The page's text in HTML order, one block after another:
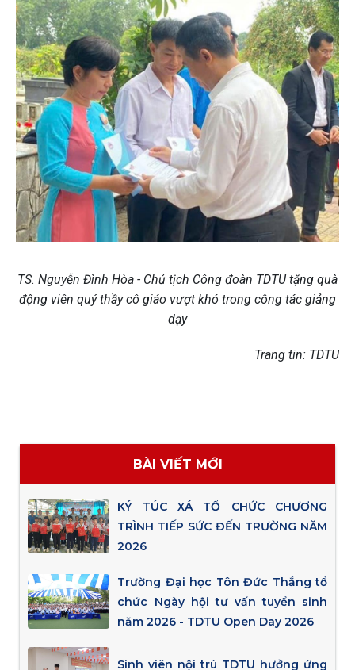
TS. Nguyễn Đình Hòa - Chủ tịch Công đoàn TDTU tặng quà
động viên quý thầy cô giáo vượt khó trong công tác giảng
dạy
Trang tin: TDTU
BÀI VIẾT MỚI
KÝ TÚC XÁ TỔ CHỨC CHƯƠNG
TRÌNH TIẾP SỨC ĐẾN TRƯỜNG NĂM
2026
Trường Đại học Tôn Đức Thắng tổ
chức Ngày hội tư vấn tuyển sinh
năm 2026 - TDTU Open Day 2026
Sinh viên nội trú TDTU hưởng ứng